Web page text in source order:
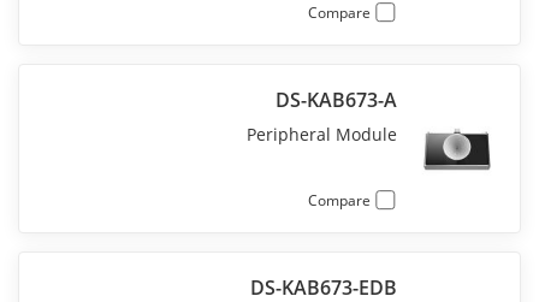
Compare
DS-KAB673-A
Peripheral Module
Compare
DS-KAB673-EDB